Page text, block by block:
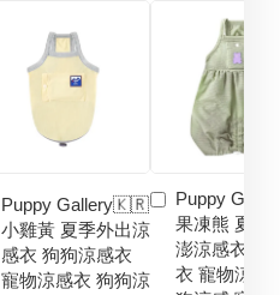
Puppy Gallery🇰🇷
小雞黃 夏季外出涼
感衣 狗狗涼感衣
寵物涼感衣 狗狗涼
Puppy
果凍熊 夏季
澎涼感衣 狗
衣 寵物涼感